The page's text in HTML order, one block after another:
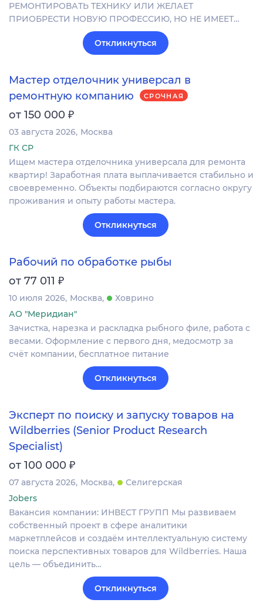
РЕМОНТИРОВАТЬ ТЕХНИКУ ИЛИ ЖЕЛАЕТ
ПРИОБРЕСТИ НОВУЮ ПРОФЕССИЮ, НО НЕ ИМЕЕТ…
Откликнуться
Мастер отделочник универсал в
ремонтную компанию
СРОЧНАЯ
от 150 000 ₽
03 августа 2026 Москва
ГК СР
Ищем мастера отделочника универсала для ремонта
квартир! Заработная плата выплачивается стабильно и
своевременно. Объекты подбираются согласно округу
проживания и опыту работы мастера.
Откликнуться
Рабочий по обработке рыбы
от 77 011 ₽
10 июля 2026 Москва
Ховрино
АО "Меридиан"
Зачистка, нарезка и раскладка рыбного филе, работа с
весами. Оформление c первого дня, медосмотр за
счёт компании, бесплатное питание
Откликнуться
Эксперт по поиску и запуску товаров на
Wildberries (Senior Product Research
Specialist)
от 100 000 ₽
07 августа 2026 Москва
Селигерская
Jobers
Вакансия компании: ИНВЕСТ ГРУПП Мы развиваем
собственный проект в сфере аналитики
маркетплейсов и создаём интеллектуальную систему
поиска перспективных товаров для Wildberries. Наша
цель — объединить…
Откликнуться